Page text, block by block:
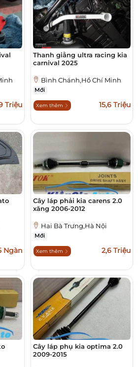
Triệu
Thanh giằng ultra racing kia
carnival 2025
Bình Chánh,Hồ Chí Minh
Mới
Xem thêm 15,6 Triệu
Ngàn
Cây láp phải kia carens 2.0
xăng 2006-2012
Hai Bà Trưng,Hà Nội
Mới
Xem thêm 2,6 Triệu
Cây láp phụ kia optima 2.0
2009-2015